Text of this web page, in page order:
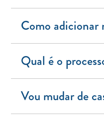
Como adicionar
Qual é o
Vou mudar de